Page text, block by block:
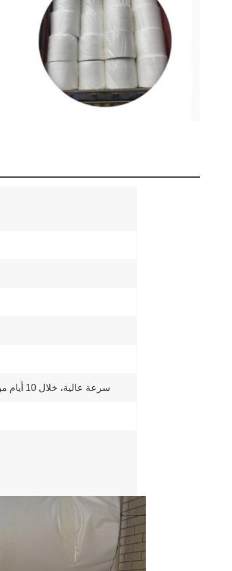
سرعة عالية، خلال 10 أيام من استلام دفعة مقدمة بنسبة 30% عبر التحويل المصرفي